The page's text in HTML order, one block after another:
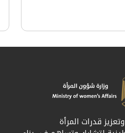
قدرات المرأة